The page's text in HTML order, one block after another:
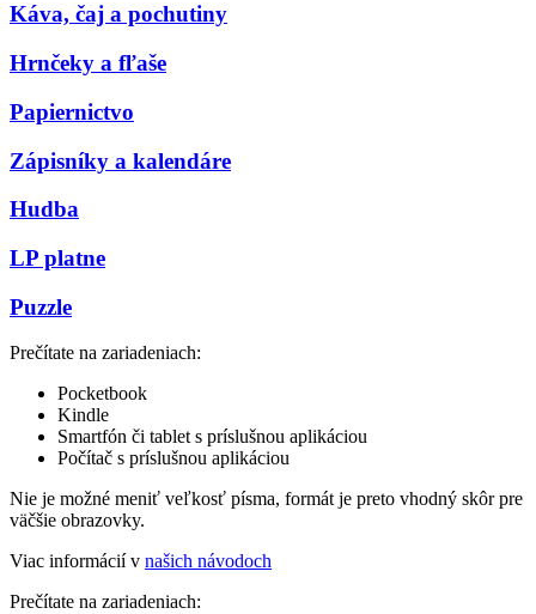
Káva, čaj a pochutiny
Hrnčeky a fľaše
Papiernictvo
Zápisníky a kalendáre
Hudba
LP platne
Puzzle
Prečítate na zariadeniach:
Pocketbook
Kindle
Smartfón či tablet s príslušnou aplikáciou
Počítač s príslušnou aplikáciou
Nie je možné meniť veľkosť písma, formát je preto vhodný skôr pre
väčšie obrazovky.
Viac informácií v našich návodoch
Prečítate na zariadeniach: